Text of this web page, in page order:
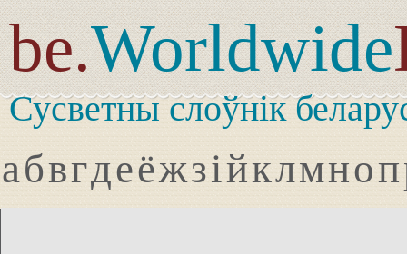
be.Worldwide
Сусветны слоўнік
абвгдеёжзійклмноп